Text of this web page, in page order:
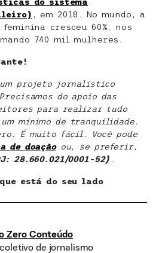
, em 2018. No mundo, a
cresceu 60%, nos
740 mil mulheres.
projeto jornalístico
do apoio das
para realizar tudo
um mínimo de tranquilidade.
É muito fácil. Você pode
de doação ou, se preferir,
28.660.021/0001-52) .
está do seu lado
Zero Conteúdo
coletivo de jornalismo